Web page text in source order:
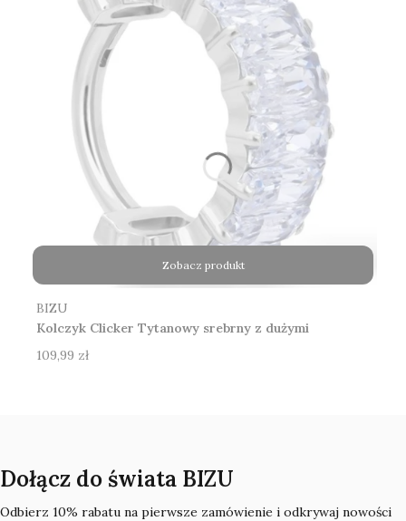
Zobacz produkt
Kolczyk Clicker Tytanowy srebrny z dużymi
cyrkoniami
Producent
BIZU
Cena
109,99 zł
Dołącz do świata BIZU
Odbierz 10% rabatu na pierwsze zamówienie i odkrywaj nowości